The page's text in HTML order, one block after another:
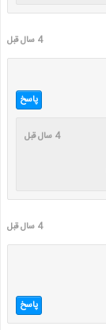
4 سال قبل
پاسخ
4 سال قبل
4 سال قبل
پاسخ